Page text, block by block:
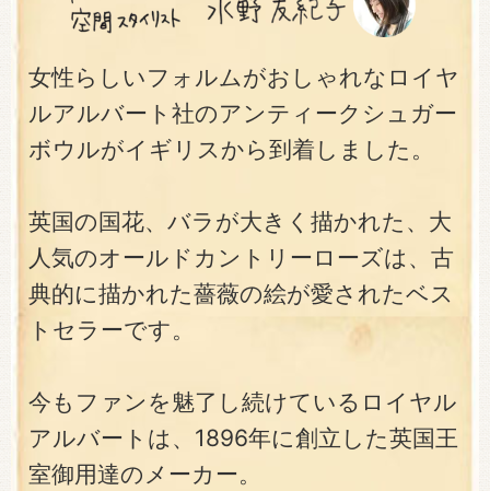
女性らしいフォルムがおしゃれなロイヤ
ルアルバート社のアンティークシュガー
ボウルがイギリスから到着しました。
英国の国花、バラが大きく描かれた、大
人気のオールドカントリーローズは、古
典的に描かれた薔薇の絵が愛されたベス
トセラーです。
今もファンを魅了し続けているロイヤル
アルバートは、1896年に創立した英国王
室御用達のメーカー。